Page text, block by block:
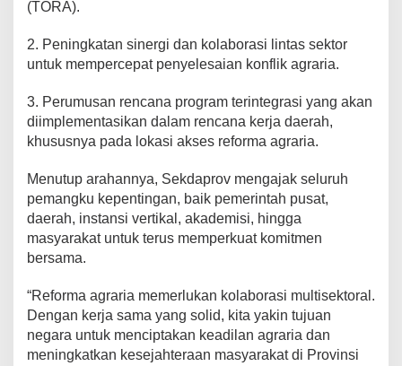
(TORA).
2. Peningkatan sinergi dan kolaborasi lintas sektor
untuk mempercepat penyelesaian konflik agraria.
3. Perumusan rencana program terintegrasi yang akan
diimplementasikan dalam rencana kerja daerah,
khususnya pada lokasi akses reforma agraria.
Menutup arahannya, Sekdaprov mengajak seluruh
pemangku kepentingan, baik pemerintah pusat,
daerah, instansi vertikal, akademisi, hingga
masyarakat untuk terus memperkuat komitmen
bersama.
“Reforma agraria memerlukan kolaborasi multisektoral.
Dengan kerja sama yang solid, kita yakin tujuan
negara untuk menciptakan keadilan agraria dan
meningkatkan kesejahteraan masyarakat di Provinsi